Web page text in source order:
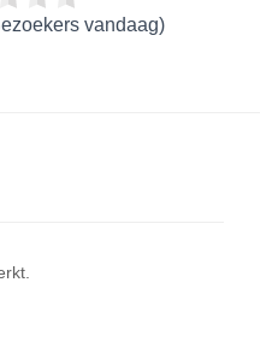
vandaag)